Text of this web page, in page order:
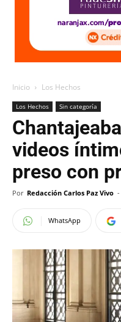
Inicio Los Hechos
Los Hechos Sin categoría
videos
preso con
Por Redacción Carlos Paz Vivo -
WhatsApp